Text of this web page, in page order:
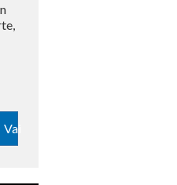
Vai